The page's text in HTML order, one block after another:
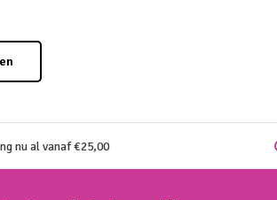
nu al vanaf €25,00